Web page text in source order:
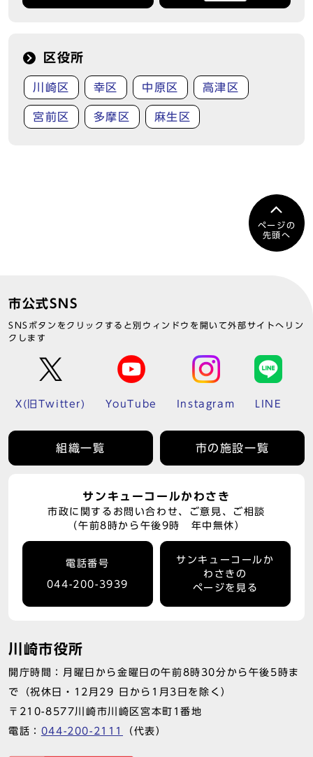
区役所
川崎区 幸区 中原区 高津区
宮前区 多摩区 麻生区
ページの
先頭へ
市公式SNS
SNSボタンをクリックすると別ウィンドウを開いて外部サイトへリン
クします
X(旧Twitter) YouTube Instagram LINE
組織一覧 市の施設一覧
サンキューコールかわさき
市政に関するお問い合わせ、ご意見、ご相談
（午前8時から午後9時 年中無休）
電話番号
044-200-3939
サンキューコールか
わさきの
ページを見る
川崎市役所
開庁時間：月曜日から金曜日の午前8時30分から午後5時ま
で（祝休日・12月29 日から1月3日を除く）
〒210-8577川崎市川崎区宮本町1番地
電話： 044-200-2111 （代表）